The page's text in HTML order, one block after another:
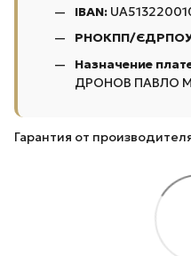
IBAN:
РНОКПП/
Назначение
ДРОНОВ ПАВЛО
Гарантия от